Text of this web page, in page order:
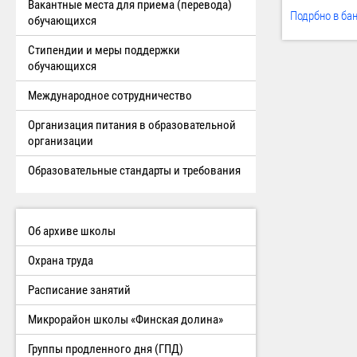
Вакантные места для приема (перевода)
обучающихся
Стипендии и меры поддержки
обучающихся
Международное сотрудничество
Организация питания в образовательной
организации
Образовательные стандарты и требования
Об архиве школы
Охрана труда
Расписание занятий
Микрорайон школы «Финская долина»
Группы продленного дня (ГПД)
Подрбно в